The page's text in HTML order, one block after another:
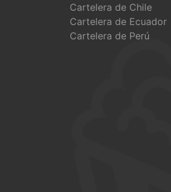
Cartelera de Chile
Cartelera de Ecuador
Cartelera de Perú